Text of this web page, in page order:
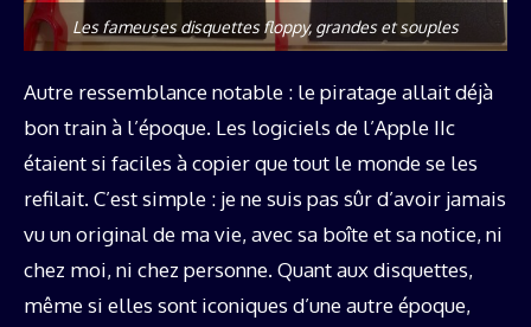
Les fameuses disquettes floppy, grandes et souples
Autre ressemblance notable : le piratage allait déjà
bon train à l’époque. Les logiciels de l’Apple IIc
étaient si faciles à copier que tout le monde se les
refilait. C’est simple : je ne suis pas sûr d’avoir jamais
vu un original de ma vie, avec sa boîte et sa notice, ni
chez moi, ni chez personne. Quant aux disquettes,
même si elles sont iconiques d’une autre époque,